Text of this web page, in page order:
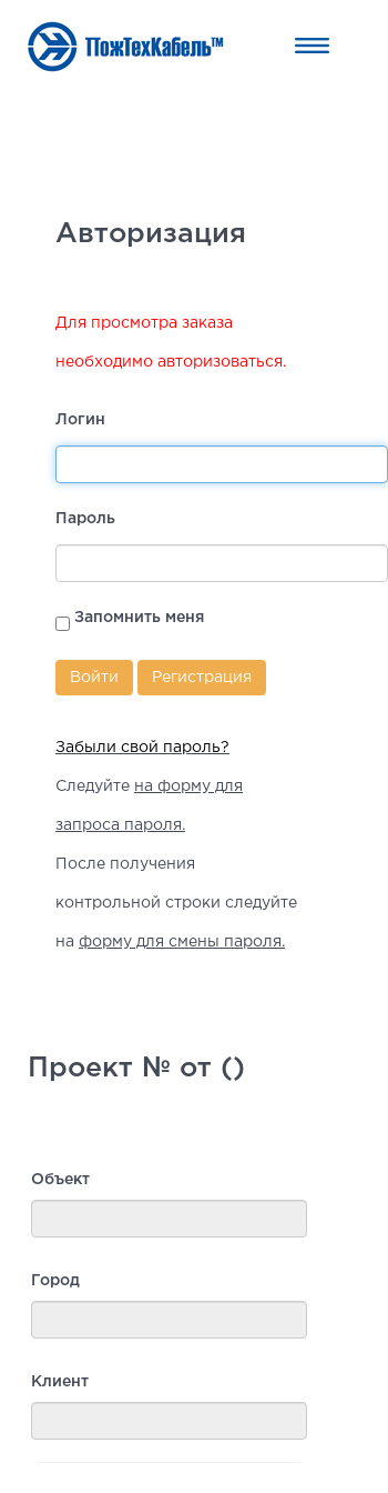
Авторизация
Для просмотра заказа
необходимо авторизоваться.
Логин
Пароль
Запомнить меня
Регистрация
Забыли свой пароль?
Следуйте на форму для
запроса пароля.
После получения
контрольной строки следуйте
на форму для смены пароля.
Проект № от ()
Объект
Город
Клиент